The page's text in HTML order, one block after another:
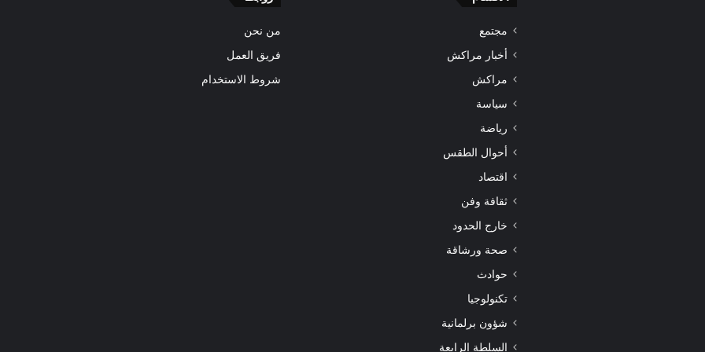
مجتمع
أخبار مراكش
مراكش
سياسة
رياضة
أحوال الطقس
اقتصاد
ثقافة وفن
خارج الحدود
صحة ورشاقة
حوادث
تكنولوجيا
شؤون برلمانية
السلطة الرابعة
من نحن
فريق العمل
شروط الاستخدام